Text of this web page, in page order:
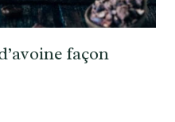
façon